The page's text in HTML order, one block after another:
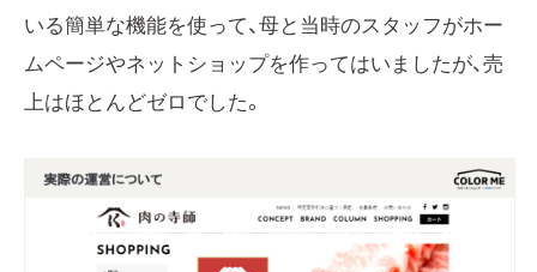
いる簡単な機能を使って、母と当時のスタッフがホー
ムページやネットショップを作ってはいましたが、売
上はほとんどゼロでした。